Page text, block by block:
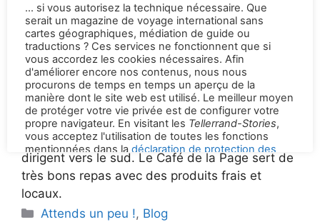
Menu pour la pause
déjeuner
Un arrêt parfait en France pour tous ceux qui se
dirigent vers le sud. Le Café de la Page sert de
très bons repas avec des produits frais et
locaux.
Categories
Attends un peu !, Blog